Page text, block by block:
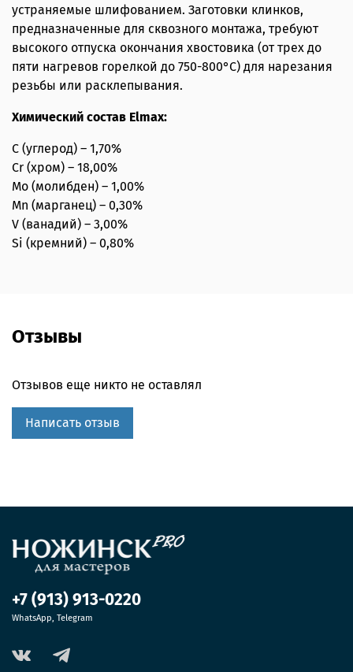
устраняемые шлифованием. Заготовки клинков,
предназначенные для сквозного монтажа, требуют
высокого отпуска окончания хвостовика (от трех до
пяти нагревов горелкой до 750-800°С) для нарезания
резьбы или расклепывания.
Химический состав Elmax:
C (углерод) – 1,70%
Cr (хром) – 18,00%
Mo (молибден) – 1,00%
Mn (марганец) – 0,30%
V (ванадий) – 3,00%
Si (кремний) – 0,80%
Отзывы
Отзывов еще никто не оставлял
Написать отзыв
+7 (913) 913-0220
WhatsApp, Telegram